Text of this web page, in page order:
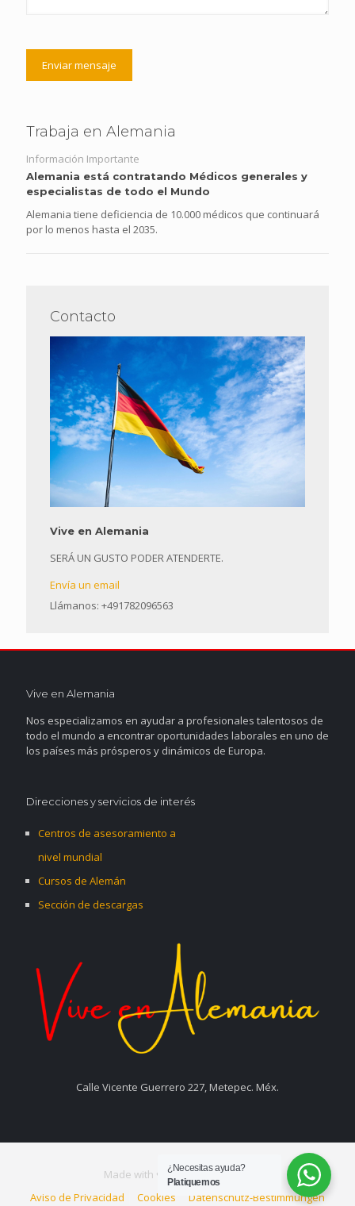
Trabaja en Alemania
Información Importante
Alemania está contratando Médicos generales y
especialistas de todo el Mundo
Alemania tiene deficiencia de 10.000 médicos que continuará
por lo menos hasta el 2035.
Contacto
Vive en Alemania
SERÁ UN GUSTO PODER ATENDERTE.
Envía un email
Llámanos: +491782096563
Vive en Alemania
Nos especializamos en ayudar a profesionales talentosos de
todo el mundo a encontrar oportunidades laborales en uno de
los países más prósperos y dinámicos de Europa.
Direcciones y servicios de interés
Centros de asesoramiento a
nivel mundial
Cursos de Alemán
Sección de descargas
Calle Vicente Guerrero 227, Metepec. Méx.
Made with ♥ byCeos Creativos
Aviso de Privacidad
Cookies Datenschutz-Bestimmungen
¿Necesitas ayuda?
Platiquemos